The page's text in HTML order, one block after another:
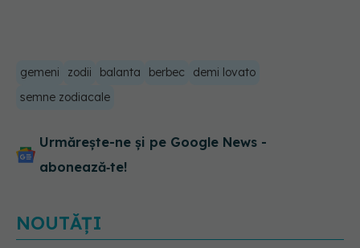
gemeni zodii balanta berbec
demi lovato
semne zodiacale
Urmărește-ne și pe Google News -
abonează‑te!
NOUTĂȚI